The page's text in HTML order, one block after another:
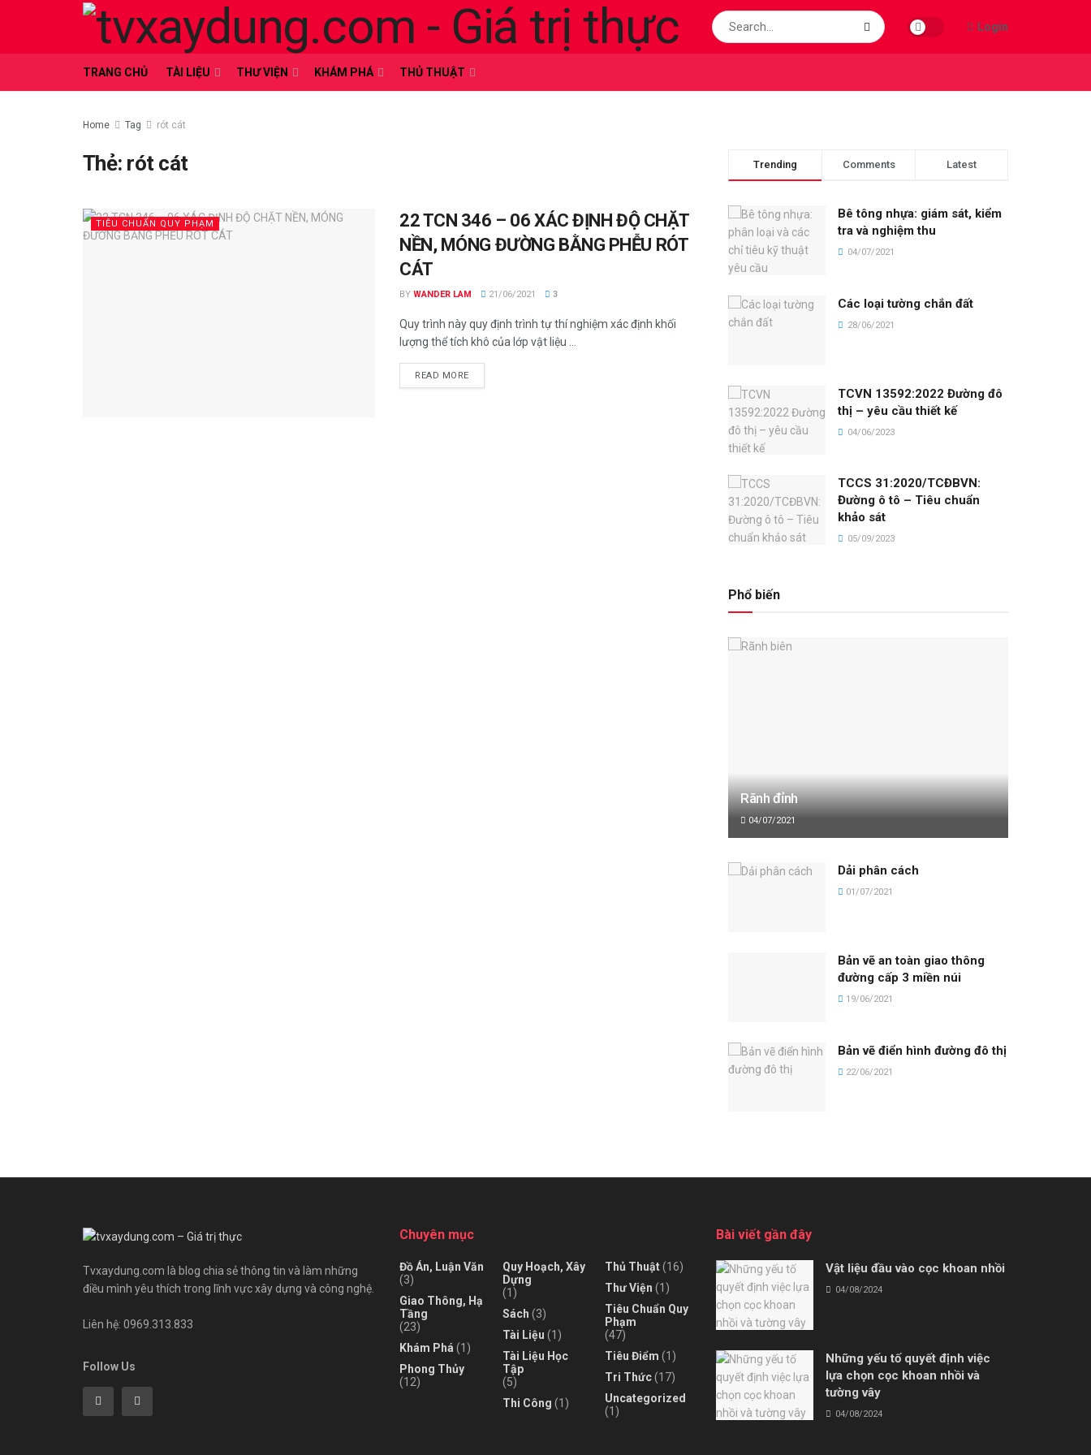
Login
TRANG CHỦ TÀI LIỆU THƯ VIỆN KHÁM PHÁ THỦ THUẬT
Home Tag rót cát
Thẻ: rót cát
TIÊU CHUẨN QUY PHẠM
22 TCN 346 – 06 XÁC ĐỊNH ĐỘ CHẶT
NỀN, MÓNG ĐƯỜNG BẰNG PHỄU RÓT
CÁT
BY WANDER LAM 21/06/2021 3
Quy trình này quy định trình tự thí nghiệm xác định khối
lượng thể tích khô của lớp vật liệu ...
READ MORE
Trending Comments Latest
Bê tông nhựa: giám sát, kiểm
tra và nghiệm thu
04/07/2021
Các loại tường chắn đất
28/06/2021
TCVN 13592:2022 Đường đô
thị – yêu cầu thiết kế
04/06/2023
TCCS 31:2020/TCĐBVN:
Đường ô tô – Tiêu chuẩn
khảo sát
05/09/2023
Phổ biến
Rãnh đỉnh
04/07/2021
Dải phân cách
01/07/2021
Bản vẽ an toàn giao thông
đường cấp 3 miền núi
19/06/2021
Bản vẽ điển hình đường đô thị
22/06/2021
Tvxaydung.com là blog chia sẻ thông tin và làm những
điều mình yêu thích trong lĩnh vực xây dựng và công nghệ.
Liên hệ: 0969.313.833
Follow Us
Chuyên mục
Đồ Án, Luận Văn
(3)
Giao Thông, Hạ
Tầng
(23)
Khám Phá (1)
Phong Thủy
(12)
Quy Hoạch, Xây
Dựng
(1)
Sách (3)
Tài Liệu (1)
Tài Liệu Học
Tập
(5)
Thi Công (1)
Thủ Thuật(16)
Thư Viện (1)
Tiêu Chuẩn Quy
Phạm
(47)
Tiêu Điểm (1)
Tri Thức(17)
Uncategorized
(1)
Bài viết gần đây
Vật liệu đầu vào cọc khoan nhồi
04/08/2024
Những yếu tố quyết định việc
lựa chọn cọc khoan nhồi và
tường vây
04/08/2024